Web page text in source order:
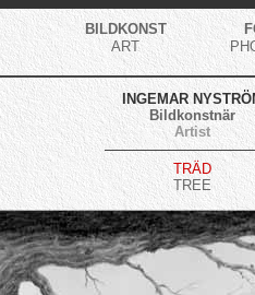
BILDKONST
ART
INGEMAR
Bildkonstnär
Artist
TRÄD
TREE